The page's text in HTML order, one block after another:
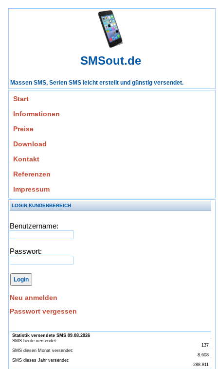
SMSout.de
Massen SMS, Serien SMS leicht erstellt und günstig versendet.
Start
Informationen
Preise
Download
Kontakt
Referenzen
Impressum
LOGIN KUNDENBEREICH
Benutzername:
Passwort:
Neu anmelden
Passwort vergessen
Statistik versendete SMS 09.08.2026
SMS heute versendet:
137
SMS diesen Monat versendet:
8.608
SMS dieses Jahr versendet:
288.811